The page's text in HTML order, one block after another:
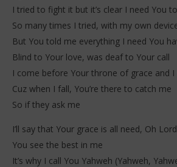
26
décembre
2025
Stone
I tried to fight it but it’s clear I need You
So many times I tried, with my own
But You told me everything I need You
Blind to Your love, was deaf to Your call
I come before Your throne of grace and I
Cuz when I fall, You’re there to catch me
So if they ask me
I’ll say that Your grace is all need, Oh Lord
You see the best in me
It’s why I call You Yahweh (Yahweh,